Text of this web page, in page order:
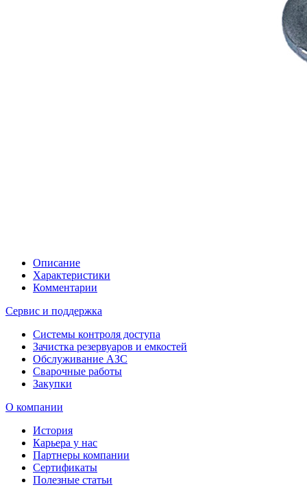
Описание
Характеристики
Комментарии
Сервис и поддержка
Системы контроля доступа
Зачистка резервуаров и емкостей
Обслуживание АЗС
Сварочные работы
Закупки
О компании
История
Карьера у нас
Партнеры компании
Сертификаты
Полезные статьи